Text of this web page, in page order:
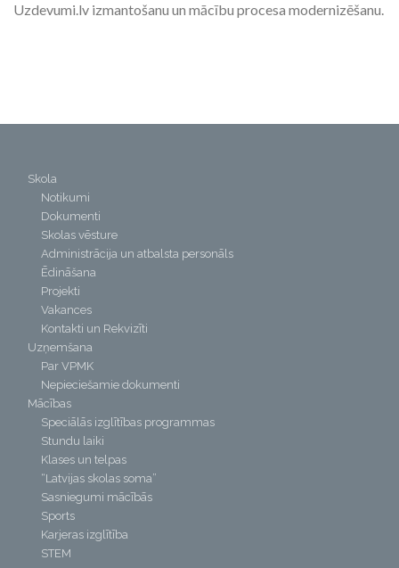
Uzdevumi.lv izmantošanu un mācību procesa modernizēšanu.
Skola
Notikumi
Dokumenti
Skolas vēsture
Administrācija un atbalsta personāls
Ēdināšana
Projekti
Vakances
Kontakti un Rekvizīti
Uzņemšana
Par VPMK
Nepieciešamie dokumenti
Mācības
Speciālās izglītības programmas
Stundu laiki
Klases un telpas
“Latvijas skolas soma”
Sasniegumi mācībās
Sports
Karjeras izglītība
STEM